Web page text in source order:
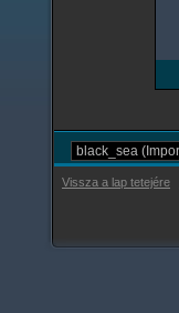
Vissza a lap tetejére